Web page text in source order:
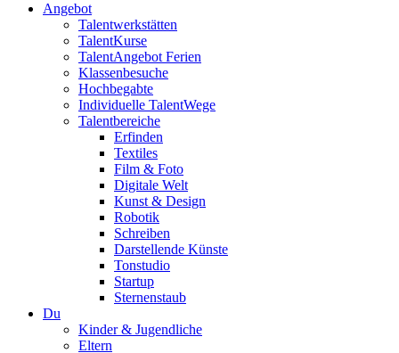
Angebot
Talentwerkstätten
TalentKurse
TalentAngebot Ferien
Klassenbesuche
Hochbegabte
Individuelle TalentWege
Talentbereiche
Erfinden
Textiles
Film & Foto
Digitale Welt
Kunst & Design
Robotik
Schreiben
Darstellende Künste
Tonstudio
Startup
Sternenstaub
Du
Kinder & Jugendliche
Eltern